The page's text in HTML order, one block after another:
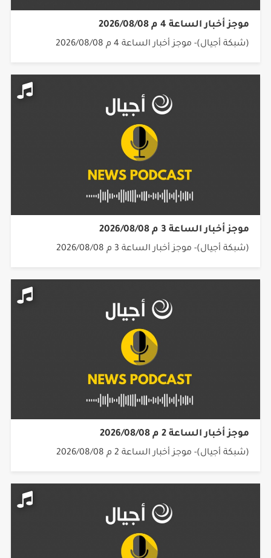
موجز أخبار الساعة 4 م 2026/08/08
(شبكة أجيال)- موجز أخبار الساعة 4 م 2026/08/08
موجز أخبار الساعة 3 م 2026/08/08
(شبكة أجيال)- موجز أخبار الساعة 3 م 2026/08/08
موجز أخبار الساعة 2 م 2026/08/08
(شبكة أجيال)- موجز أخبار الساعة 2 م 2026/08/08